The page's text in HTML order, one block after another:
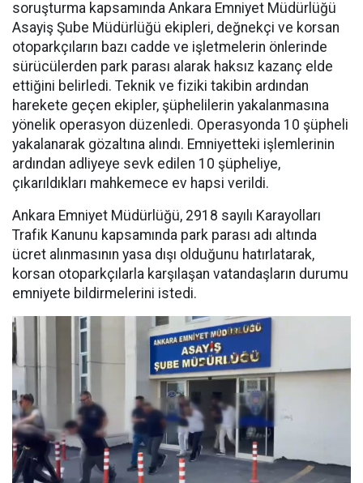
soruşturma kapsamında Ankara Emniyet Müdürlüğü
Asayiş Şube Müdürlüğü ekipleri, değnekçi ve korsan
otoparkçıların bazı cadde ve işletmelerin önlerinde
sürücülerden park parası alarak haksız kazanç elde
ettiğini belirledi. Teknik ve fiziki takibin ardından
harekete geçen ekipler, şüphelilerin yakalanmasına
yönelik operasyon düzenledi. Operasyonda 10 şüpheli
yakalanarak gözaltına alındı. Emniyetteki işlemlerinin
ardından adliyeye sevk edilen 10 şüpheliye,
çıkarıldıkları mahkemece ev hapsi verildi.
Ankara Emniyet Müdürlüğü, 2918 sayılı Karayolları
Trafik Kanunu kapsamında park parası adı altında
ücret alınmasının yasa dışı olduğunu hatırlatarak,
korsan otoparkçılarla karşılaşan vatandaşların durumu
emniyete bildirmelerini istedi.